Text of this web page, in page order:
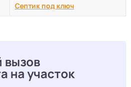
Септик под ключ
вызов
на участок